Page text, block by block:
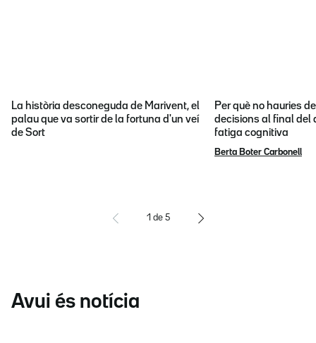
La història desconeguda de Marivent, el
palau que va sortir de la fortuna d'un veí
de Sort
Per què no hauries
decisions al final del
fatiga cognitiva
Berta Boter Carbonell
1 de 5
Avui és notícia